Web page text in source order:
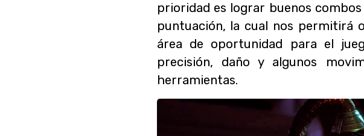
prioridad es lograr buenos
puntuación, la cual nos permitirá
área de oportunidad para el
precisión, daño y algunos
herramientas.